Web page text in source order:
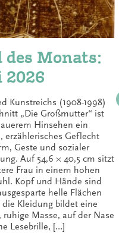
des Monats:
2026
Kunstreichs (1908-1998)
„Die Großmutter“ ist
Hinsehen ein
erzählerisches Geflecht
Geste und sozialer
Auf 54,6 × 40,5 cm sitzt
Frau in einem hohen
Kopf und Hände sind
helle Flächen
die Kleidung bildet eine
ruhige Masse, auf der Nase
Lesebrille, […]